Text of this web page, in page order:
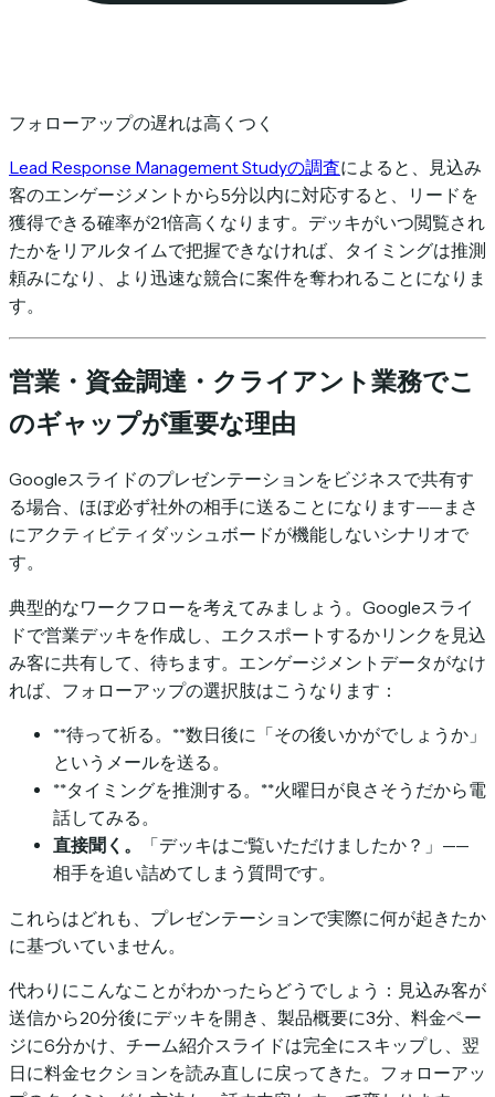
フォローアップの遅れは高くつく
Lead Response Management Studyの調査によると、見込み
客のエンゲージメントから5分以内に対応すると、リードを
獲得できる確率が21倍高くなります。デッキがいつ閲覧され
たかをリアルタイムで把握できなければ、タイミングは推測
頼みになり、より迅速な競合に案件を奪われることになりま
す。
営業・資金調達・クライアント業務でこ
のギャップが重要な理由
Googleスライドのプレゼンテーションをビジネスで共有す
る場合、ほぼ必ず社外の相手に送ることになります——まさ
にアクティビティダッシュボードが機能しないシナリオで
す。
典型的なワークフローを考えてみましょう。Googleスライ
ドで営業デッキを作成し、エクスポートするかリンクを見込
み客に共有して、待ちます。エンゲージメントデータがなけ
れば、フォローアップの選択肢はこうなります：
**待って祈る。**数日後に「その後いかがでしょうか」
というメールを送る。
**タイミングを推測する。**火曜日が良さそうだから電
話してみる。
直接聞く。
「デッキはご覧いただけましたか？」——
相手を追い詰めてしまう質問です。
これらはどれも、プレゼンテーションで実際に何が起きたか
に基づいていません。
代わりにこんなことがわかったらどうでしょう：見込み客が
送信から20分後にデッキを開き、製品概要に3分、料金ペー
ジに6分かけ、チーム紹介スライドは完全にスキップし、翌
日に料金セクションを読み直しに戻ってきた。フォローアッ